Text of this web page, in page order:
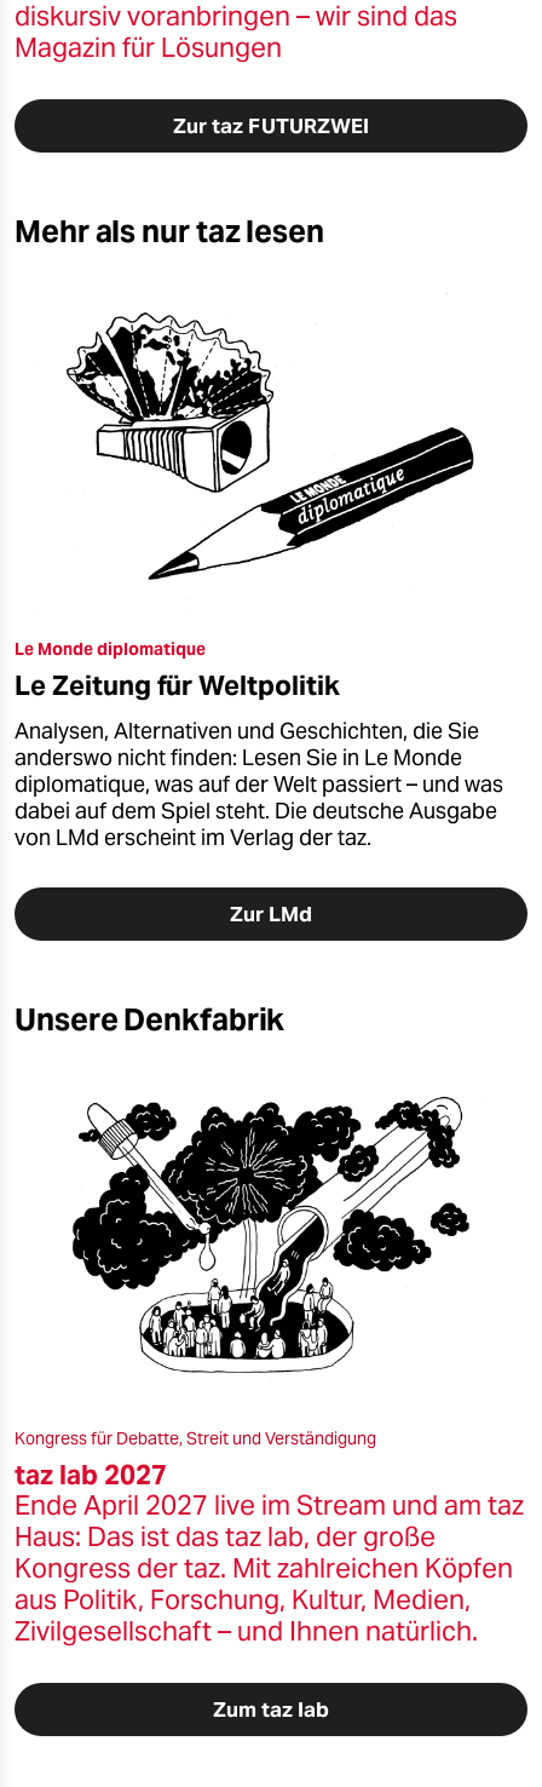
diskursiv voranbringen – wir sind das
Magazin für Lösungen
Zur taz FUTURZWEI
Mehr als nur taz lesen
Le Monde diplomatique
Le Zeitung für Weltpolitik
Analysen, Alternativen und Geschichten, die Sie
anderswo nicht finden: Lesen Sie in Le Monde
diplomatique, was auf der Welt passiert – und was
dabei auf dem Spiel steht. Die deutsche Ausgabe
von LMd erscheint im Verlag der taz.
Zur LMd
Unsere Denkfabrik
Kongress für Debatte, Streit und Verständigung
taz lab 2027
Ende April 2027 live im Stream und am taz
Haus: Das ist das taz lab, der große
Kongress der taz. Mit zahlreichen Köpfen
aus Politik, Forschung, Kultur, Medien,
Zivilgesellschaft – und Ihnen natürlich.
Zum taz lab